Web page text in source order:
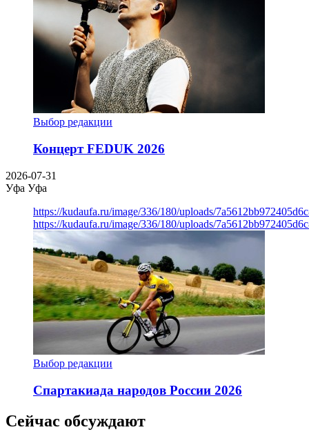
Выбор редакции
Концерт FEDUK 2026
2026-07-31
Уфа Уфа
https://kudaufa.ru/image/336/180/uploads/
https://kudaufa.ru/image/336/180/uploads/
Выбор редакции
Спартакиада народов России 2026
Сейчас обсуждают